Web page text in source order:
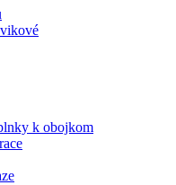
k obojkom